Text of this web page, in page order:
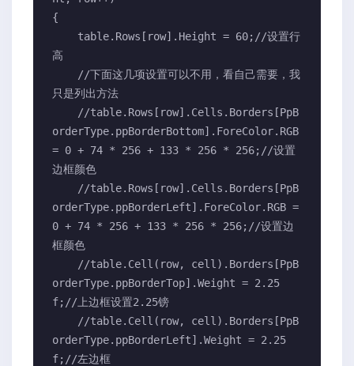
{
高
只是列出方法
orderType.ppBorderBottom].ForeColor.RGB
= 0 + 74 * 256 + 133 * 256 * 256;//设置
边框颜色
orderType.ppBorderLeft].ForeColor.RGB =
0 + 74 * 256 + 133 * 256 * 256;//设置边
框颜色
orderType.ppBorderTop].Weight = 2.25
f;//上边框设置2.25镑
orderType.ppBorderLeft].Weight = 2.25
f;//左边框